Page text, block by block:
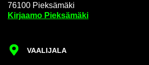
76100 Piek­sä­mä­ki
Kir­jaa­mo Piek­sä­mä­ki
VAA­LI­JA­LA